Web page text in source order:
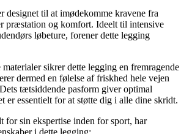
designet til at imødekomme kravene fra
præstation og komfort. Ideelt til intensive
løbeture, forener dette legging
sikrer dette legging en fremragende
dermed en følelse af friskhed hele vejen
tætsiddende pasform giver optimal
er essentielt for at støtte dig i alle dine skridt.
for sin ekspertise inden for sport, har
i dette legging: